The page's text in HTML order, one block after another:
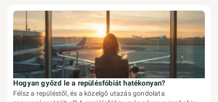
Hogyan győzd le a repülésfóbiát hatékonyan?
Félsz a repüléstől, és a közelgő utazás gondolata